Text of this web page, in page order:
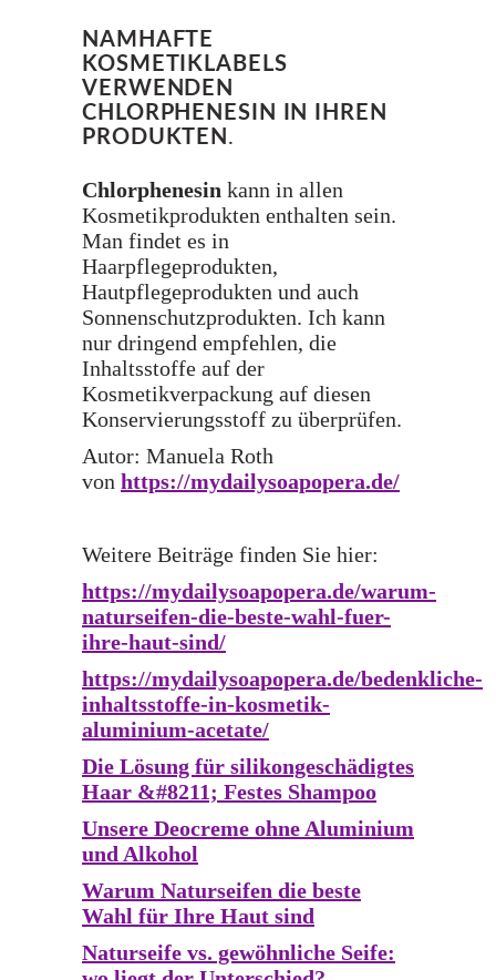
NAMHAFTE
KOSMETIKLABELS
VERWENDEN
CHLORPHENESIN IN IHREN
PRODUKTEN .
Chlorphenesin kann in allen
Kosmetikprodukten enthalten sein.
Man findet es in
Haarpflegeprodukten,
Hautpflegeprodukten und auch
Sonnenschutzprodukten. Ich kann
nur dringend empfehlen, die
Inhaltsstoffe auf der
Kosmetikverpackung auf diesen
Konservierungsstoff zu überprüfen.
Autor: Manuela Roth
von https://mydailysoapopera.de/
Weitere Beiträge finden Sie hier:
https://mydailysoapopera.de/warum-
naturseifen-die-beste-wahl-fuer-
ihre-haut-sind/
https://mydailysoapopera.de/bedenkliche-
inhaltsstoffe-in-kosmetik-
aluminium-acetate/
Die Lösung für silikongeschädigtes
Haar &#8211; Festes Shampoo
Unsere Deocreme ohne Aluminium
und Alkohol
Warum Naturseifen die beste
Wahl für Ihre Haut sind
Naturseife vs. gewöhnliche Seife: